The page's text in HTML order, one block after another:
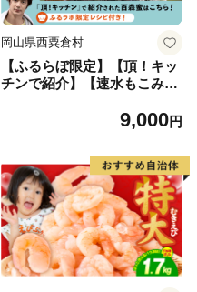
岡山県西粟倉村
【ふるらぼ限定】【頂！キッ
チンで紹介】【速水もこみち
ジーワの森180g A-MM-A06F
9,000円